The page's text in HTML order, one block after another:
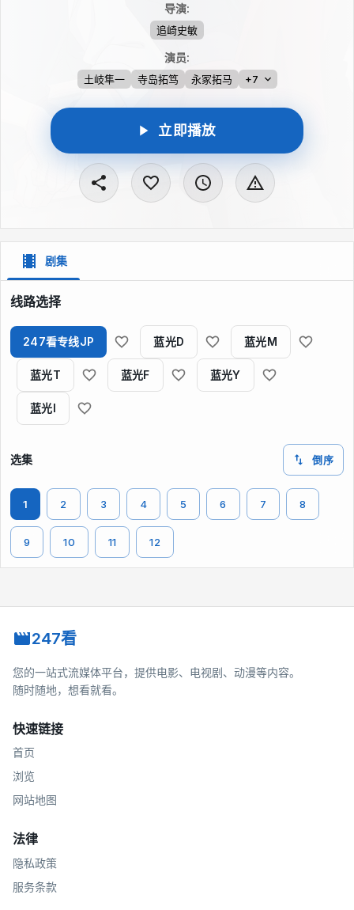
导演:
追崎史敏
演员:
土岐隼一 寺岛拓笃 永冢拓马 +7
立即播放
剧集
线路选择
247看专线JP 蓝光D 蓝光M
蓝光T 蓝光F 蓝光Y
蓝光I
选集 倒序
1 2 3 4 5 6 7 8
9 10 11 12
247看
您的一站式流媒体平台，提供电影、电视剧、动漫等内容。
随时随地，想看就看。
快速链接
首页
浏览
网站地图
法律
隐私政策
服务条款